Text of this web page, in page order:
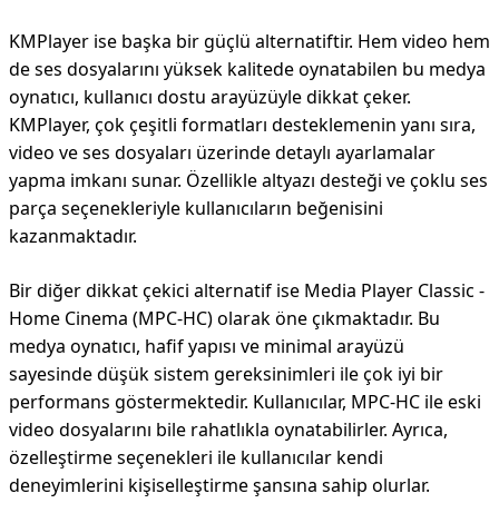
KMPlayer ise başka bir güçlü alternatiftir. Hem video hem
de ses dosyalarını yüksek kalitede oynatabilen bu medya
oynatıcı, kullanıcı dostu arayüzüyle dikkat çeker.
KMPlayer, çok çeşitli formatları desteklemenin yanı sıra,
video ve ses dosyaları üzerinde detaylı ayarlamalar
yapma imkanı sunar. Özellikle altyazı desteği ve çoklu ses
parça seçenekleriyle kullanıcıların beğenisini
kazanmaktadır.
Bir diğer dikkat çekici alternatif ise Media Player Classic -
Home Cinema (MPC-HC) olarak öne çıkmaktadır. Bu
medya oynatıcı, hafif yapısı ve minimal arayüzü
sayesinde düşük sistem gereksinimleri ile çok iyi bir
performans göstermektedir. Kullanıcılar, MPC-HC ile eski
video dosyalarını bile rahatlıkla oynatabilirler. Ayrıca,
özelleştirme seçenekleri ile kullanıcılar kendi
deneyimlerini kişiselleştirme şansına sahip olurlar.